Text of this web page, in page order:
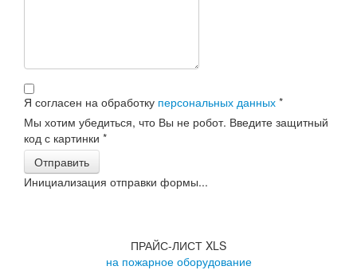
Я согласен на обработку персональных данных *
Мы хотим убедиться, что Вы не робот. Введите защитный
код с картинки *
Отправить
Инициализация отправки формы...
ПРАЙС-ЛИСТ XLS
на пожарное оборудование